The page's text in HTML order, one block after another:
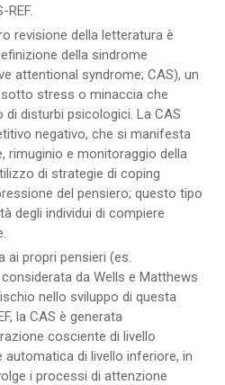
revisione della letteratura è
della sindrome
attentional syndrome; CAS), un
stress o minaccia che
disturbi psicologici. La CAS
negativo, che si manifesta
rimuginio e monitoraggio della
di strategie di coping
del pensiero; questo tipo
degli individui di compiere
ai propri pensieri (es.
da Wells e Matthews
nello sviluppo di questa
la CAS è generata
cosciente di livello
automatica di livello inferiore, in
i processi di attenzione